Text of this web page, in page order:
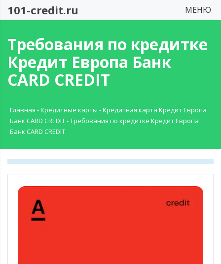
101-credit.ru МЕНЮ
Требования по кредитке
Кредит Европа Банк
CARD CREDIT
Главная -Кредитные карты -Кредитная карта Кредит Европа
Банк CARD CREDIT-Требования по кредитке Кредит Европа
Банк CARD CREDIT